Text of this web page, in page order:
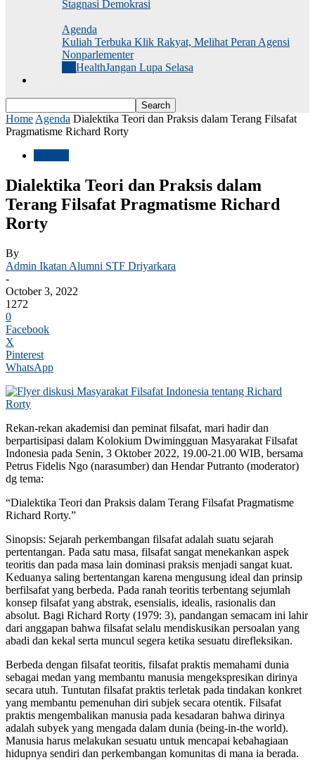
Stagnasi Demokrasi
Agenda
Kuliah Terbuka Klik Rakyat, Melihat Peran Agensi
Nonparlementer
HealthJangan Lupa Selasa
Home Agenda Dialektika Teori dan Praksis dalam Terang Filsafat
Pragmatisme Richard Rorty
Dialektika Teori dan Praksis dalam
Terang Filsafat Pragmatisme Richard
Rorty
By
Admin Ikatan Alumni STF Driyarkara
-
October 3, 2022
1272
0
Facebook
X
Pinterest
WhatsApp
Rekan-rekan akademisi dan peminat filsafat, mari hadir dan
berpartisipasi dalam Kolokium Dwimingguan Masyarakat Filsafat
Indonesia pada Senin, 3 Oktober 2022, 19.00-21.00 WIB, bersama
Petrus Fidelis Ngo (narasumber) dan Hendar Putranto (moderator)
dg tema:
“Dialektika Teori dan Praksis dalam Terang Filsafat Pragmatisme
Richard Rorty.”
Sinopsis: Sejarah perkembangan filsafat adalah suatu sejarah
pertentangan. Pada satu masa, filsafat sangat menekankan aspek
teoritis dan pada masa lain dominasi praksis menjadi sangat kuat.
Keduanya saling bertentangan karena mengusung ideal dan prinsip
berfilsafat yang berbeda. Pada ranah teoritis terbentang sejumlah
konsep filsafat yang abstrak, esensialis, idealis, rasionalis dan
absolut. Bagi Richard Rorty (1979: 3), pandangan semacam ini lahir
dari anggapan bahwa filsafat selalu mendiskusikan persoalan yang
abadi dan kekal serta muncul segera ketika sesuatu direfleksikan.
Berbeda dengan filsafat teoritis, filsafat praktis memahami dunia
sebagai medan yang membantu manusia mengekspresikan dirinya
secara utuh. Tuntutan filsafat praktis terletak pada tindakan konkret
yang membantu pemenuhan diri subjek secara otentik. Filsafat
praktis mengembalikan manusia pada kesadaran bahwa dirinya
adalah subyek yang mengada dalam dunia (being-in-the world).
Manusia harus melakukan sesuatu untuk mencapai kebahagiaan
hidupnya sendiri dan perkembangan komunitas di mana ia berada.